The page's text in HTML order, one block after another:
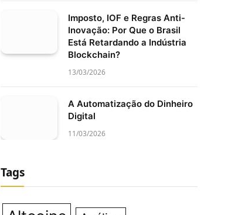
Imposto, IOF e Regras Anti-
Inovação: Por Que o Brasil
Está Retardando a Indústria
Blockchain?
13/03/2026
A Automatização do Dinheiro
Digital
11/03/2026
Tags